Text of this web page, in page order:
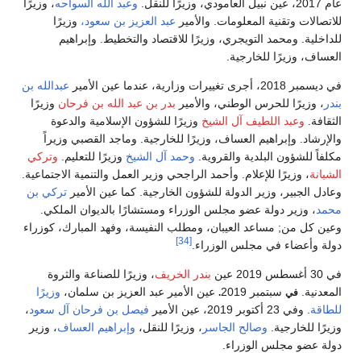
عام 2017، عين نبيل العامودي، وزيرًا للنقل. وعبد الله السواحه، وزيرًا
للاتصالات وتقنية المعلومات. والأمير عبد العزيز بن سعود، وزيرًا
للداخلية. ومحمد التويجري، وزيرًا للاقتصاد والتخطيط. وإبراهيم
العساف، وزيرًا للخارجية.
في ديسمبر 2018، أجرى تغييرات وزارية، عندما عين الأمير
عبدالله بن
بندر ، وزيرًا للحرس الوطني، والأمير بدر بن عبد الله بن فرحان وزيرًا
الثقافة. وعبد اللطيف آل الشيخ وزيرًا للشؤون الإسلامية والدعوة
والإرشاد. وإبراهيم العساف، وزيرًا للخارجية. وماجد القصبي وزيراً
مكلفاً للشؤون البلدية والقروية. وحمد آل الشيخ وزيرًا للتعليم. وتركي
الشبانة، وزيرًا للإعلام. وأحمد الراجحي وزير العمل والتنمية الاجتماعية.
وعادل الجبير، وزير الدولة للشؤون الخارجية. كما عين الأمير تركي بن
محمد، وزير دولة عضو مجلس الوزراء ومستشارًا بالديوان الملكي.
وعين كل من; مساعد العيبان، ومطلب النفيسة، وفهد المبارك، كوزراء
دولة وأعضاء في مجلس الوزراء.[34]
في 30 أغسطس 2019 عين بندر الخريف، وزيرًا للصناعة والثروة
المعدنية. في سبتمبر 2019 . عين الأمير عبد العزيز بن سلمان، وزيرًا
للطاقة. وفي 23 أكتوبر 2019، عين الأمير فيصل بن فرحان آل سعود،
وزيرًا للخارجية. وصالح الجاسر ، وزيرًا للنقل، وإبراهيم العساف، وزير
دولة عضو مجلس الوزراء.